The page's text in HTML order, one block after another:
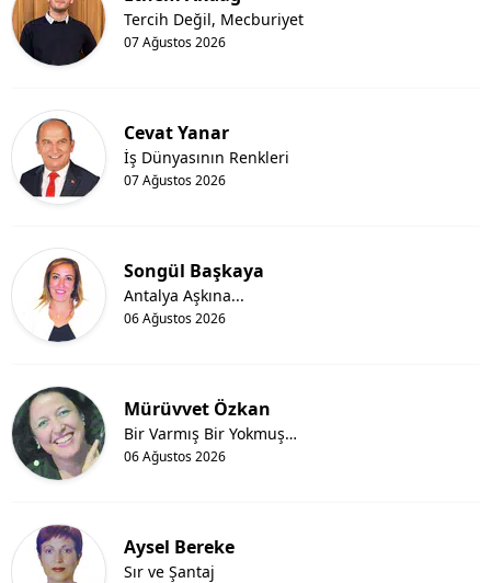
07 Ağustos 2026
Tercih Değil, Mecburiyet
Cevat Yanar
07 Ağustos 2026
İş Dünyasının Renkleri
Songül Başkaya
06 Ağustos 2026
Antalya Aşkına...
Mürüvvet Özkan
06 Ağustos 2026
Bir Varmış Bir Yokmuş…
Aysel Bereke
Sır ve Şantaj